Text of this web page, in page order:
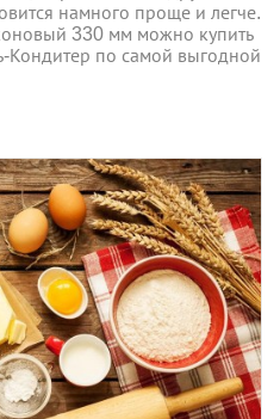
намного проще и легче.
330 мм можно купить
Кондитер по самой выгодной